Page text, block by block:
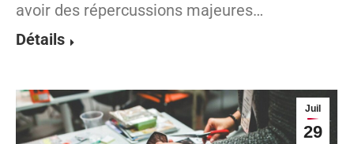
avoir des répercussions majeures…
Détails
Juil
29